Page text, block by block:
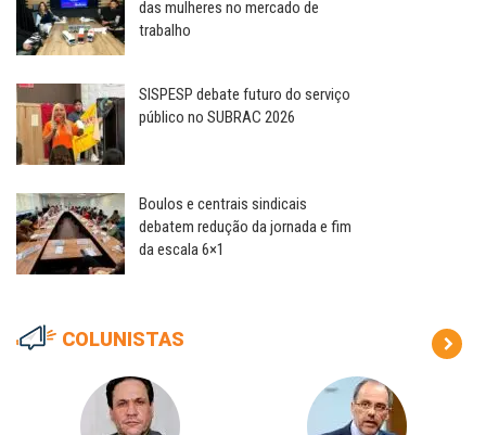
das mulheres no mercado de
trabalho
SISPESP debate futuro do serviço
público no SUBRAC 2026
Boulos e centrais sindicais
debatem redução da jornada e fim
da escala 6×1
COLUNISTAS